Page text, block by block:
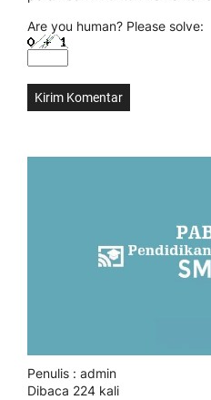
Are you human? Please solve:
Penulis : admin
Dibaca 224 kali